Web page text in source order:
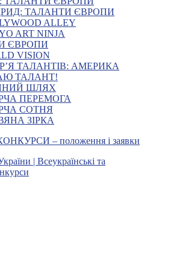
ТАЛАНТИ ЄВРОПИ
ALLEY
ART NINJA
ЄВРОПИ
VISION
ТАЛАНТІВ: АМЕРИКА
ТАЛАНТ!
ШЛЯХ
ПЕРЕМОГА
СОТНЯ
ЗІРКА
– положення і заявки